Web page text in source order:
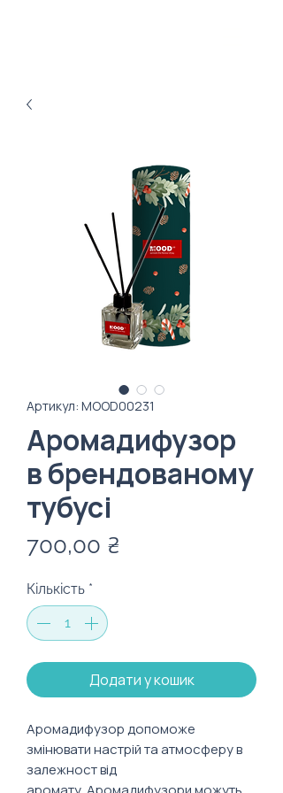
Артикул: MOOD00231
Аромадифузор
в брендованому
тубусі
700,00 ₴
Кількість *
Додати у кошик
Аромадифузор допоможе
змінювати настрій та атмосферу в
залежност від